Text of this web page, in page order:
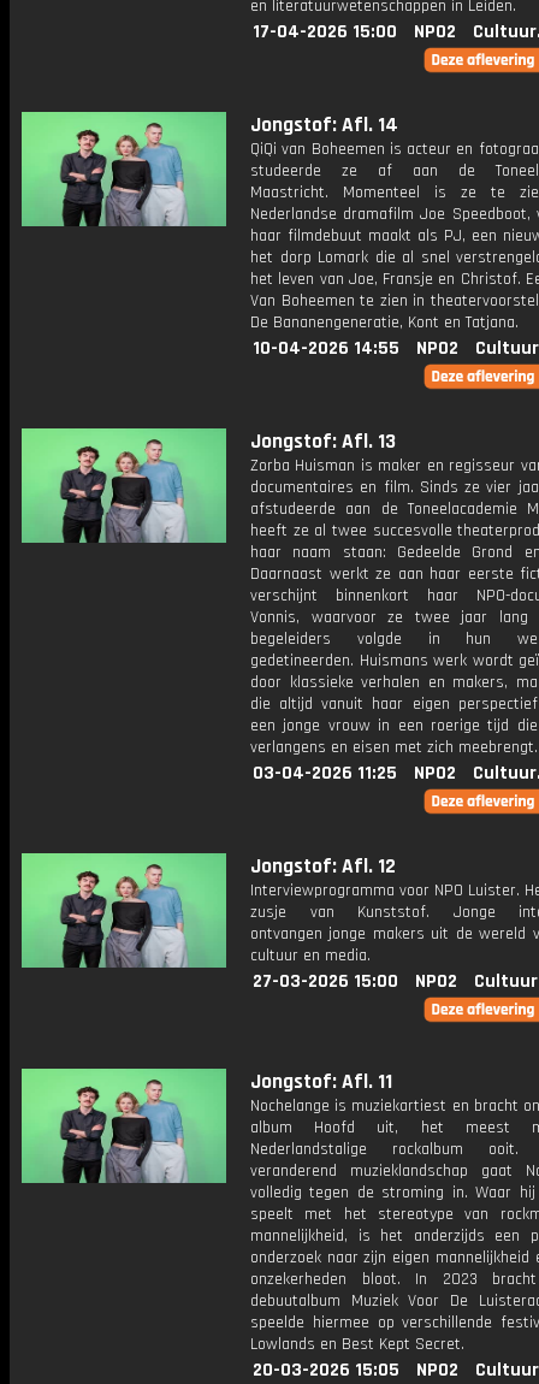
en literatuurwetenschappen in Leiden.
17-04-2026 15:00 NPO2
Jongstof: Afl. 14
QiQi van Boheemen is acteur en
studeerde ze af aan de
Maastricht. Momenteel is ze te
Nederlandse dramafilm Joe Speedboot,
haar filmdebuut maakt als PJ, een
het dorp Lomark die al snel
het leven van Joe, Fransje en Christof.
Van Boheemen te zien in
De Bananengeneratie, Kont en Tatjana.
10-04-2026 14:55 NPO2
Jongstof: Afl. 13
Zorba Huisman is maker en regisseur
documentaires en film. Sinds ze vier
afstudeerde aan de Toneelacademie
heeft ze al twee succesvolle
haar naam staan: Gedeelde Grond
Daarnaast werkt ze aan haar eerste
verschijnt binnenkort haar NPO-
Vonnis, waarvoor ze twee jaar lang
begeleiders volgde in hun
gedetineerden. Huismans werk wordt
door klassieke verhalen en makers,
die altijd vanuit haar eigen
een jonge vrouw in een roerige tijd
verlangens en eisen met zich meebrengt.
03-04-2026 11:25 NPO2
Jongstof: Afl. 12
Interviewprogramma voor NPO Luister.
zusje van Kunststof. Jonge
ontvangen jonge makers uit de wereld
cultuur en media.
27-03-2026 15:00 NPO2
Jongstof: Afl. 11
Nochelange is muziekartiest en bracht
album Hoofd uit, het meest
Nederlandstalige rockalbum
veranderend muzieklandschap gaat
volledig tegen de stroming in. Waar hij
speelt met het stereotype van
mannelijkheid, is het anderzijds een
onderzoek naar zijn eigen mannelijkheid
onzekerheden bloot. In 2023
debuutalbum Muziek Voor De
speelde hiermee op verschillende
Lowlands en Best Kept Secret.
20-03-2026 15:05 NPO2